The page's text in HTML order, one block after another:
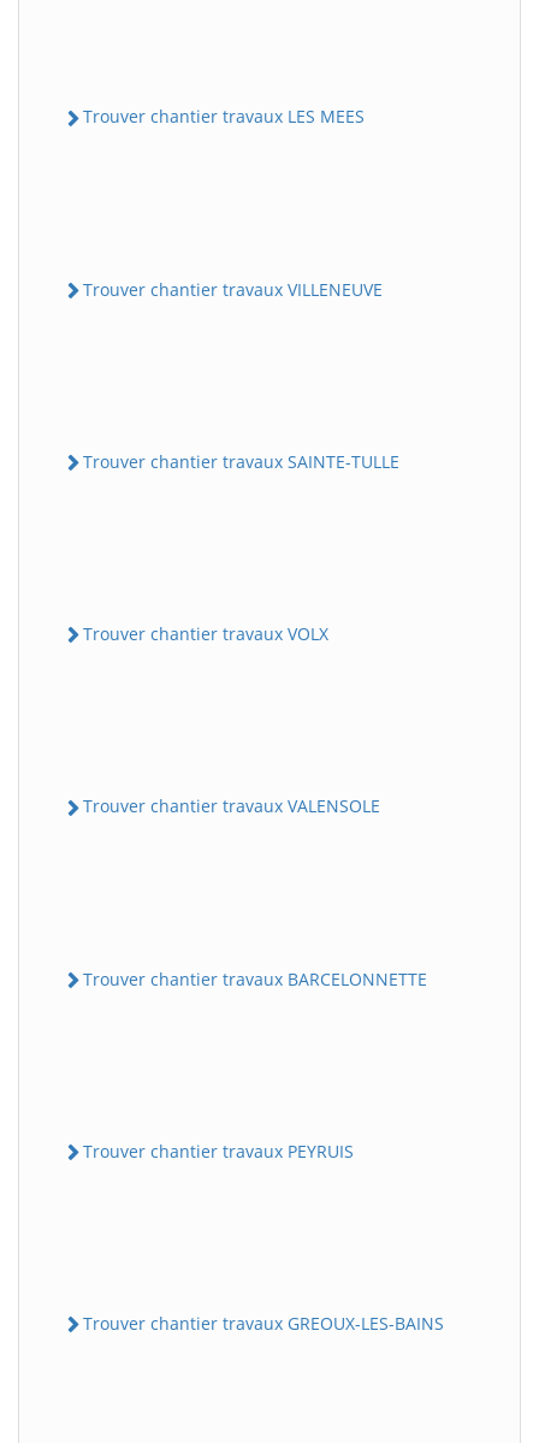
Trouver chantier travaux LES MEES
Trouver chantier travaux VILLENEUVE
Trouver chantier travaux SAINTE-TULLE
Trouver chantier travaux VOLX
Trouver chantier travaux VALENSOLE
Trouver chantier travaux BARCELONNETTE
Trouver chantier travaux PEYRUIS
Trouver chantier travaux GREOUX-LES-BAINS